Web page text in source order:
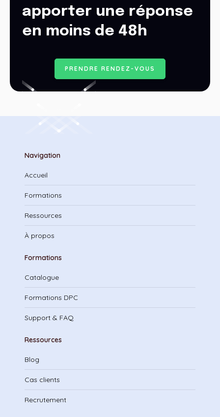
apporter une réponse
en moins de 48h
P RE ND RE RE ND E Z - VO US
Navigation
Accueil
Formations
Ressources
À propos
Formations
Catalogue
Formations DPC
Support & FAQ
Ressources
Blog
Cas clients
Recrutement